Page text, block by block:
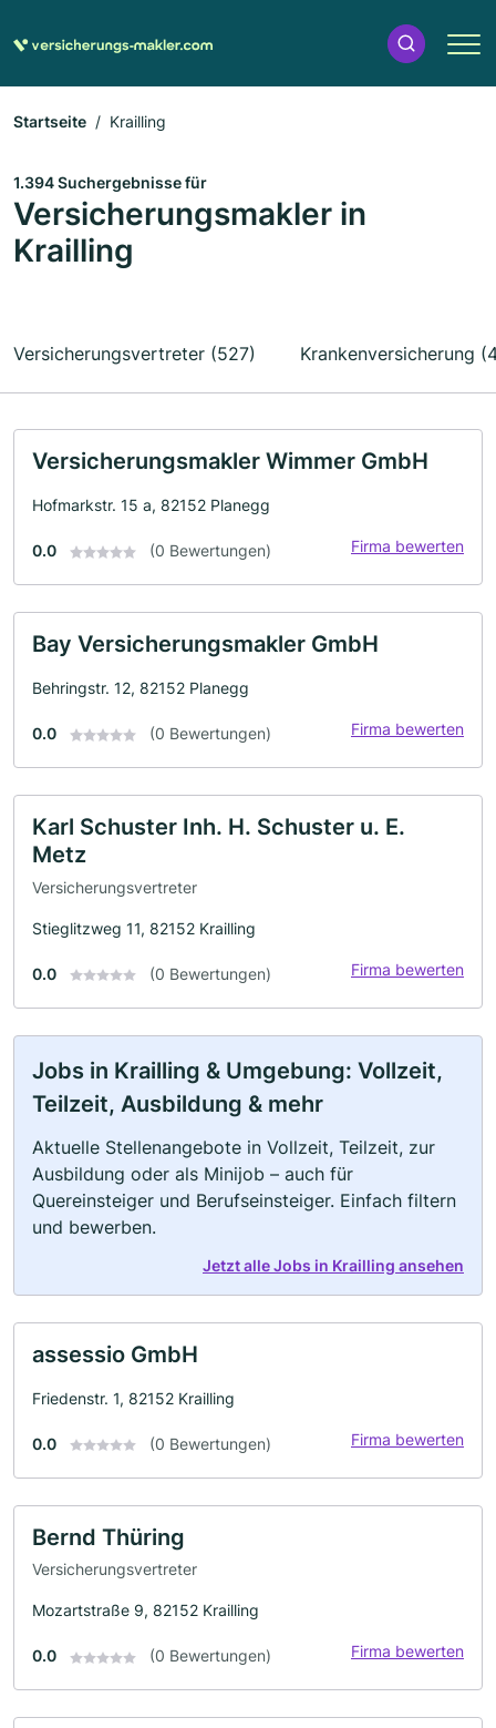
Startseite Krailling
1.394 Suchergebnisse für
Versicherungsmakler in
Krailling
Versicherungsvertreter (527) Krankenversicherung
Versicherungsmakler Wimmer GmbH
Hofmarkstr. 15 a, 82152 Planegg
0.0 (0 Bewertungen) Firma bewerten
Bay Versicherungsmakler GmbH
Behringstr. 12, 82152 Planegg
0.0 (0 Bewertungen) Firma bewerten
Karl Schuster Inh. H. Schuster u. E.
Metz
Versicherungsvertreter
Stieglitzweg 11, 82152 Krailling
0.0 (0 Bewertungen) Firma bewerten
Jobs in Krailling & Umgebung: Vollzeit,
Teilzeit, Ausbildung & mehr
Aktuelle Stellenangebote in Vollzeit, Teilzeit, zur
Ausbildung oder als Minijob – auch für
Quereinsteiger und Berufseinsteiger. Einfach filtern
und bewerben.
Jetzt alle Jobs in Krailling ansehen
assessio GmbH
Friedenstr. 1, 82152 Krailling
0.0 (0 Bewertungen) Firma bewerten
Bernd Thüring
Versicherungsvertreter
Mozartstraße 9, 82152 Krailling
0.0 (0 Bewertungen) Firma bewerten